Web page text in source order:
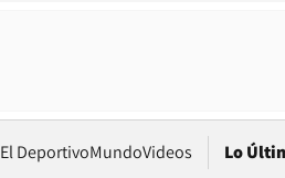
El DeportivoMundoVideos Lo